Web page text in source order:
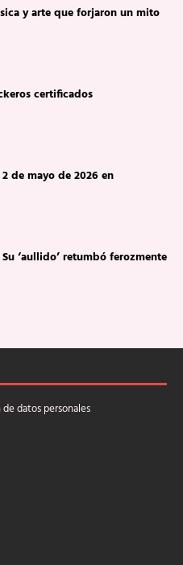
y arte que forjaron un mito
certificados
de mayo de 2026 en
‘aullido’ retumbó ferozmente
datos personales